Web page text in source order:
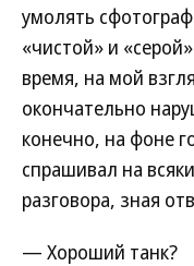
умолять
«чистой» и
время, на мой
окончательно
конечно, на фоне
спрашивал на
разговора, зная
— Хороший танк?